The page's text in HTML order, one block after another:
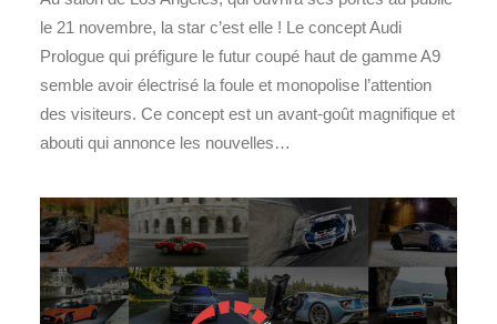
le 21 novembre, la star c’est elle ! Le concept Audi
Prologue qui préfigure le futur coupé haut de gamme A9
semble avoir électrisé la foule et monopolise l’attention
des visiteurs. Ce concept est un avant-goût magnifique et
abouti qui annonce les nouvelles…